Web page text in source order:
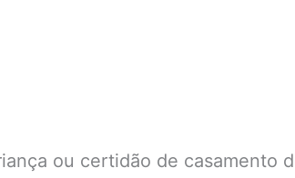
ou certidão de casamento